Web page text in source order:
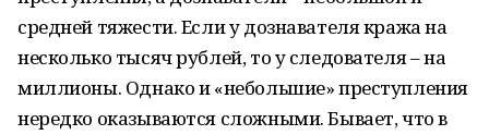
средней тяжести. Если у дознавателя кража на
несколько тысяч рублей, то у следователя – на
миллионы. Однако и «небольшие» преступления
нередко оказываются сложными. Бывает, что в